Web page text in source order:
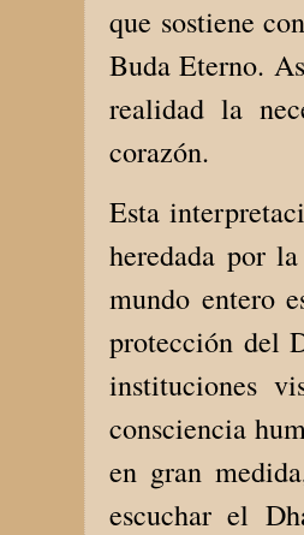
que sostiene
Buda Eterno.
realidad la
corazón.
Esta
heredada por
mundo entero
protección del
instituciones
consciencia
en gran
escuchar el